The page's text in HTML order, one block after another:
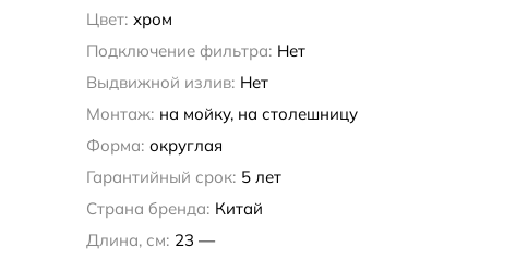
Цвет: хром
Подключение фильтра: Нет
Выдвижной излив: Нет
Монтаж: на мойку, на столешницу
Форма: округлая
Гарантийный срок: 5 лет
Страна бренда: Китай
Длина, см: 23 —